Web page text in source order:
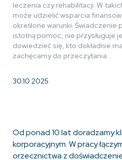
leczenia czy rehabilitacji. W
może udzielić wsparcia
określone warunki. Świadczenie
istotną pomoc, nie przysługuje
dowiedzieć się, kto dokładnie
zachęcamy do przeczytania…
30.10.2025
Od ponad 10 lat doradzamy
korporacyjnym. W pracy
orzecznictwa z